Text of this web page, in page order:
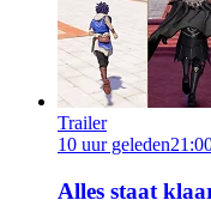
Trailer
10 uur geleden
Alles staat